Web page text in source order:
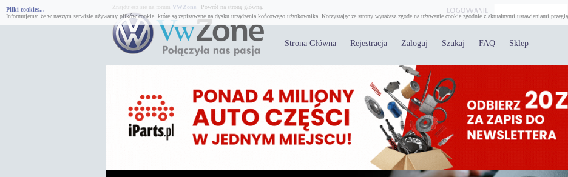
Pliki cookies...
Informujemy, że w naszym serwisie używamy plików cookie, które są zapisywane na dysku urządzenia końcowego użytkownika. Korzystając ze strony wyrażasz zgodę na używanie cookie zgodnie z aktualnymi ustawieniami
Znajdujesz się na forum VWZone. Powrót na stronę główną.
Strona Główna Rejestracja Zaloguj Szukaj FAQ Sklep